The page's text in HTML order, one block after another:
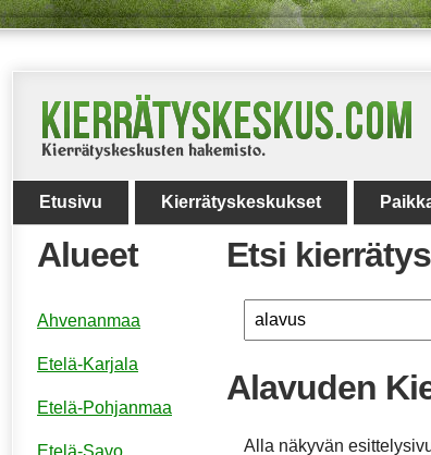
Etusivu Kierrätyskeskukset
Etsi
Alavuden
Alla näkyvän
Alueet
Ahvenanmaa
Etelä-Karjala
Etelä-Pohjanmaa